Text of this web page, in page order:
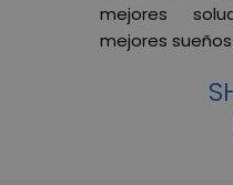
mejores
mejores sueños.